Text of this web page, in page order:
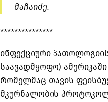
მაჩაიძე.
***************
ინფექციური
საავადმყოფო)
რომელმაც თავის
მკურნალობის